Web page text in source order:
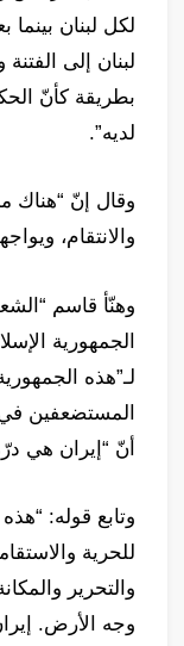
لكل لبنان
لبنان إلى
بطريقة كأنّ
لديه”.
وقال إنّ “هناك
والانتقام،
وهنّأ قاسم
الجمهورية
لـ”هذه
المستضعفين في
أنّ “إيران هي
وتابع قوله:
للحرية
والتحرير
وجه الأرض.